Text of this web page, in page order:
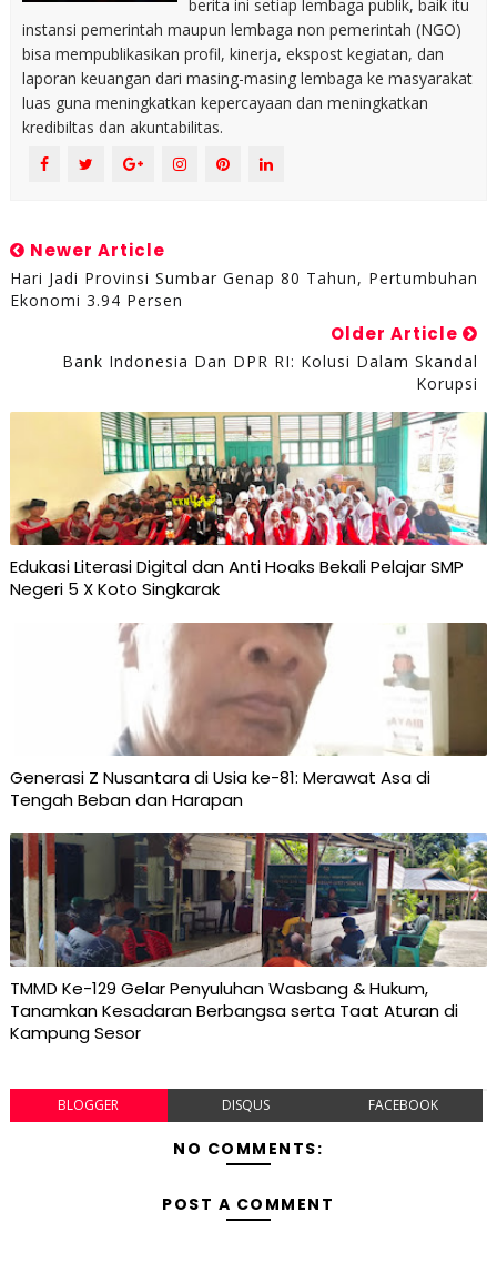
berita ini setiap lembaga publik, baik itu
instansi pemerintah maupun lembaga non pemerintah (NGO)
bisa mempublikasikan profil, kinerja, ekspost kegiatan, dan
laporan keuangan dari masing-masing lembaga ke masyarakat
luas guna meningkatkan kepercayaan dan meningkatkan
kredibiltas dan akuntabilitas.
Newer Article
Hari Jadi Provinsi Sumbar Genap 80 Tahun, Pertumbuhan
Ekonomi 3.94 Persen
Older Article
Bank Indonesia Dan DPR RI: Kolusi Dalam Skandal
Korupsi
Edukasi Literasi Digital dan Anti Hoaks Bekali Pelajar SMP
Negeri 5 X Koto Singkarak
Generasi Z Nusantara di Usia ke-81: Merawat Asa di
Tengah Beban dan Harapan
TMMD Ke-129 Gelar Penyuluhan Wasbang & Hukum,
Tanamkan Kesadaran Berbangsa serta Taat Aturan di
Kampung Sesor
BLOGGER DISQUS FACEBOOK
NO COMMENTS:
POST A COMMENT